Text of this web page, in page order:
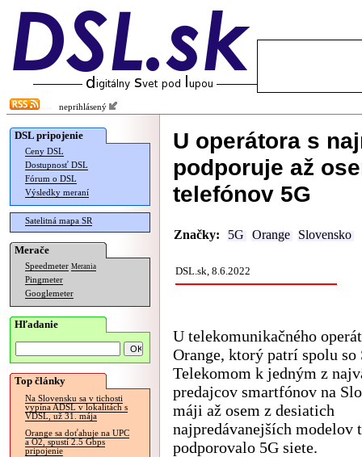
neprihlásený
DSL pripojenie
Ceny DSL
Dostupnosť DSL
Fórum o DSL
Výsledky meraní
Satelitná mapa SR
Merače
Speedmeter Merania
Pingmeter
Googlemeter
Hľadanie
Top články
Na Slovensku sa v tichosti
vypína ADSL v lokalitách s
VDSL, už 31. mája
Orange sa doťahuje na UPC
a O2, spustí 2.5 Gbps
pripojenie
U operátora s
podporuje až
telefónov 5G
Značky: 5G Orange Slovensko
DSL.sk, 8.6.2022
U telekomunikačného
Orange, ktorý patrí spolu so
Telekomom k jedným z
predajcov smartfónov na
máji až osem z desiatich
najpredávanejších modelov
podporovalo 5G siete.